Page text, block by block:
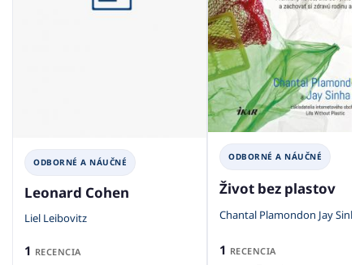
ODBORNÉ A NÁUČNÉ
Leonard Cohen
Liel Leibovitz
1 RECENCIA
ODBORNÉ A NÁUČNÉ
Život bez plastov
Chantal Plamondon Jay Sinha
1 RECENCIA